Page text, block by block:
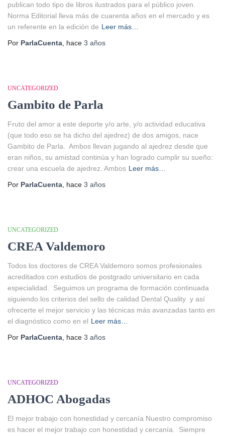
publican todo tipo de libros ilustrados para el público joven.
Norma Editorial lleva más de cuarenta años en el mercado y es
un referente en la edición de Leer más…
Por ParlaCuenta , hace 3 años
UNCATEGORIZED
Gambito de Parla
Fruto del amor a este deporte y/o arte, y/o actividad educativa
(que todo eso se ha dicho del ajedrez) de dos amigos, nace
Gambito de Parla. Ambos llevan jugando al ajedrez desde que
eran niños, su amistad continúa y han logrado cumplir su sueño:
crear una escuela de ajedrez. Ambos Leer más…
Por ParlaCuenta , hace 3 años
UNCATEGORIZED
CREA Valdemoro
Todos los doctores de CREA Valdemoro somos profesionales
acreditados con estudios de postgrado universitario en cada
especialidad. Seguimos un programa de formación continuada
siguiendo los criterios del sello de calidad Dental Quality y así
ofrecerte el mejor servicio y las técnicas más avanzadas tanto en
el diagnóstico como en el Leer más…
Por ParlaCuenta , hace 3 años
UNCATEGORIZED
ADHOC Abogadas
El mejor trabajo con honestidad y cercanía Nuestro compromiso
es hacer el mejor trabajo con honestidad y cercanía. Siempre